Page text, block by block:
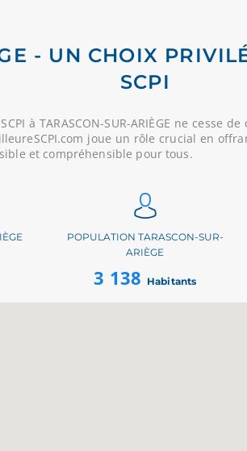
- UN CHOIX
SCPI
à TARASCON-SUR-ARIÈGE ne cesse
joue un rôle crucial en
et compréhensible pour tous.
POPULATION TARASCON-SUR-
ARIÈGE
3 138 Habitants